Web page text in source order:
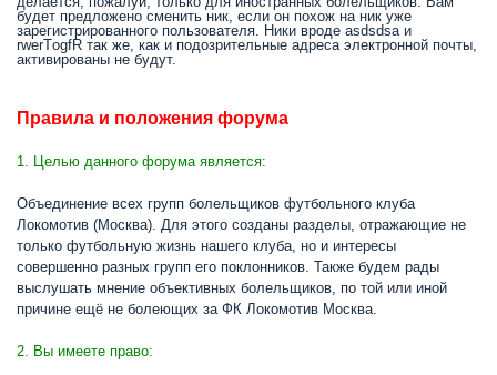
будет предложено сменить ник, если он похож на ник уже
зарегистрированного пользователя. Ники вроде asdsdsa и
rwerTоgfR так же, как и подозрительные адреса электронной почты,
активированы не будут.
Правила и положения форума
1. Целью данного форума является:
Объединение всех групп болельщиков футбольного клуба
Локомотив (Москва). Для этого созданы разделы, отражающие не
только футбольную жизнь нашего клуба, но и интересы
совершенно разных групп его поклонников. Также будем рады
выслушать мнение объективных болельщиков, по той или иной
причине ещё не болеющих за ФК Локомотив Москва.
2. Вы имеете право: